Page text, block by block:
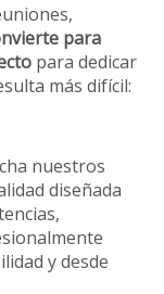
para
para dedicar
más difícil:
nuestros
diseñada
y desde